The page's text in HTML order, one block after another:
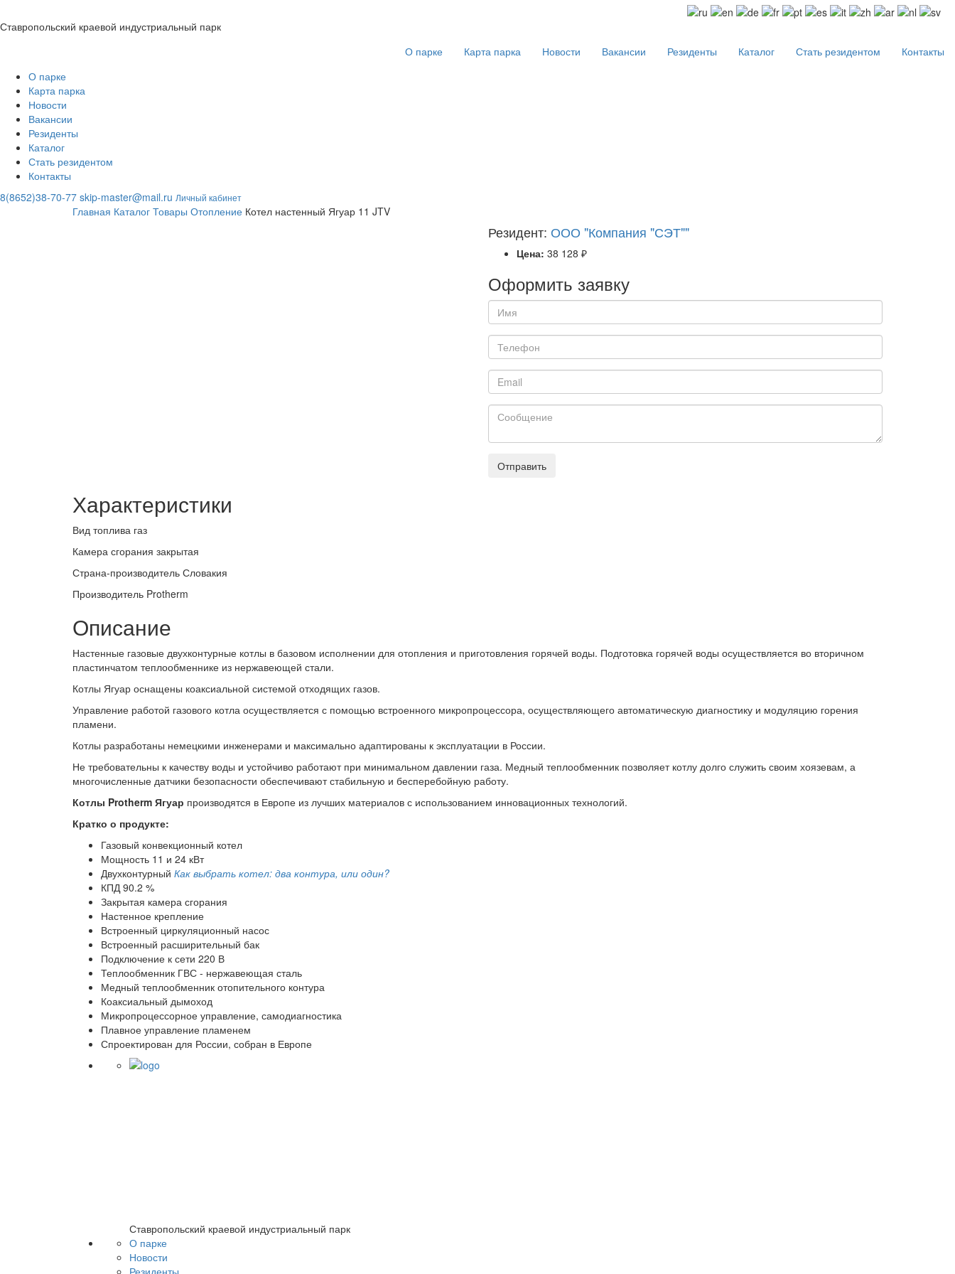
Ставропольский краевой индустриальный парк
О парке
Карта парка Новости Вакансии Резиденты Каталог Стать резидентом
Контакты
О парке
Карта парка
Новости
Вакансии
Резиденты
Каталог
Стать резидентом
Контакты
8(8652)38-70-77 skip-master@mail.ru Личный кабинет
Главная Каталог Товары Отопление Котел настенный Ягуар 11 JTV
Резидент: ООО "Компания "СЭТ""
Цена: 38 128 ₽
Оформить заявку
Отправить
Характеристики
Вид топлива газ
Камера сгорания закрытая
Страна-производитель Словакия
Производитель Protherm
Описание
Настенные газовые двухконтурные котлы в базовом исполнении для отопления и приготовления горячей воды. Подготовка горячей воды осуществляется во вторичном
пластинчатом теплообменнике из нержавеющей стали.
Котлы Ягуар оснащены коаксиальной системой отходящих газов.
Управление работой газового котла осуществляется с помощью встроенного микропроцессора, осуществляющего автоматическую диагностику и модуляцию горения
пламени.
Котлы разработаны немецкими инженерами и максимально адаптированы к эксплуатации в России.
Не требовательны к качеству воды и устойчиво работают при минимальном давлении газа. Медный теплообменник позволяет котлу долго служить своим хоязевам, а
многочисленные датчики безопасности обеспечивают стабильную и бесперебойную работу.
Котлы Protherm Ягуар производятся в Европе из лучших материалов с использованием инновационных технологий.
Кратко о продукте:
Газовый конвекционный котел
Мощность 11 и 24 кВт
Двухконтурный Как выбрать котел: два контура, или один?
КПД 90.2 %
Закрытая камера сгорания
Настенное крепление
Встроенный циркуляционный насос
Встроенный расширительный бак
Подключение к сети 220 В
Теплообменник ГВС - нержавеющая сталь
Медный теплообменник отопительного контура
Коаксиальный дымоход
Микропроцессорное управление, самодиагностика
Плавное управление пламенем
Спроектирован для России, собран в Европе
Ставропольский краевой индустриальный парк
О парке
Новости